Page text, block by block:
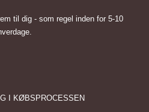
til dig - som regel inden for 5-10
I KØBSPROCESSEN